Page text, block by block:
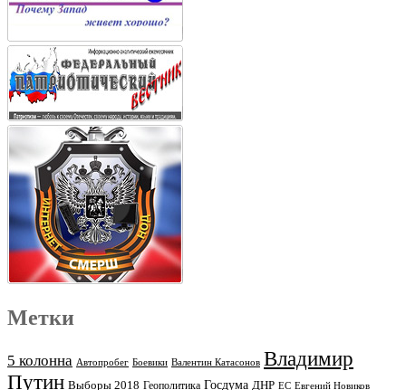
Метки
5 колонна Автопробег Боевики Валентин Катасонов Владимир
Путин Выборы 2018 Геополитика Госдума ДНР ЕС Евгений Новиков